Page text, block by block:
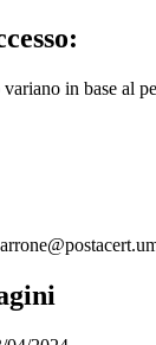
in base al